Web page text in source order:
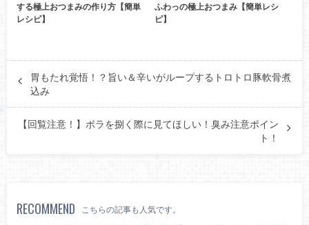
する極上おつまみの作り方【簡単
レシピ】
ふわっの極上おつまみ【簡単レシ
ピ】
胃もたれ覚悟！？旨い＆辛いがループするトロトロ豚軟骨煮
込み
【回覧注意！】ボラを捌く際に見てほしい！臭み注意ポイン
ト！
RECOMMEND こちらの記事も人気です。